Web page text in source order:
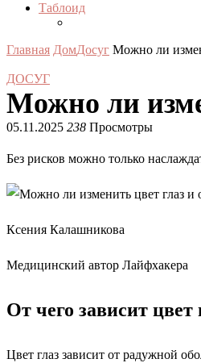
Таблоид
Главная ДомДосуг Можно ли
ДОСУГ
Можно ли
05.11.2025 238 Просмотры
Без рисков можно только
Ксения Калашникова
Медицинский автор Лайфхакера
От чего зависит цвет
Цвет глаз зависит от радужной